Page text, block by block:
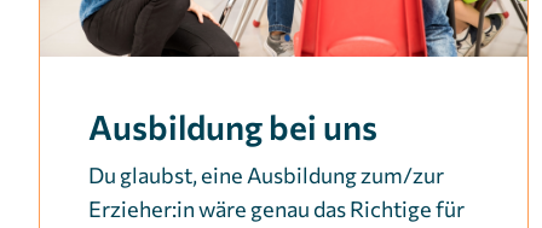
Ausbildung bei uns
Du glaubst, eine Ausbildung zum/zur
Erzieher:in wäre genau das Richtige für